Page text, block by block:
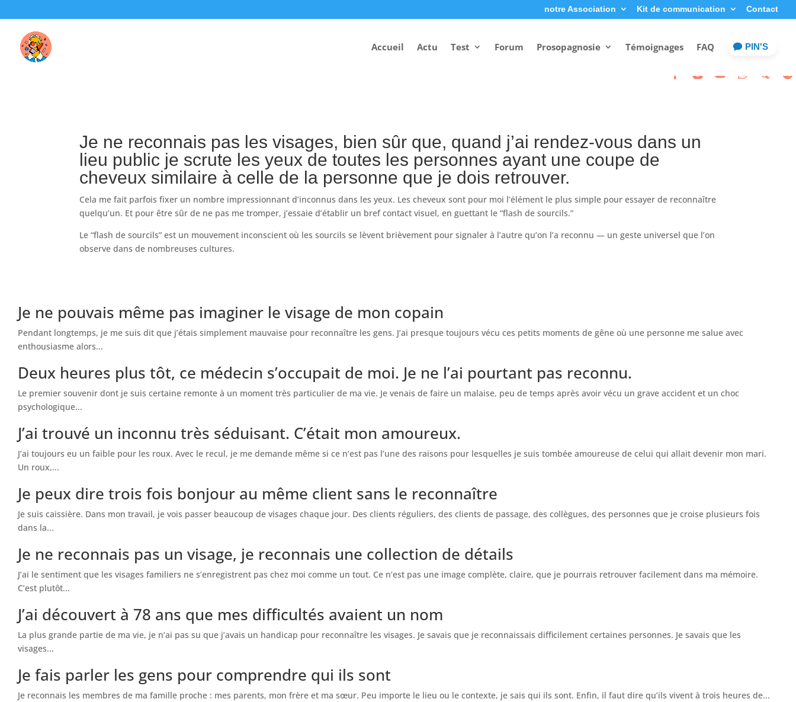
notre Association Kit de communication Contact
Accueil Actu Test Forum Prosopagnosie Témoignages FAQ PIN'S
Je ne reconnais pas les visages, bien sûr que, quand j’ai rendez-vous dans un
lieu public je scrute les yeux de toutes les personnes ayant une coupe de
cheveux similaire à celle de la personne que je dois retrouver.
Cela me fait parfois fixer un nombre impressionnant d’inconnus dans les yeux. Les cheveux sont pour moi l’élément le plus simple pour essayer de reconnaître
quelqu’un. Et pour être sûr de ne pas me tromper, j’essaie d’établir un bref contact visuel, en guettant le “flash de sourcils.”
Le “flash de sourcils” est un mouvement inconscient où les sourcils se lèvent brièvement pour signaler à l’autre qu’on l’a reconnu — un geste universel que l’on
observe dans de nombreuses cultures.
Je ne pouvais même pas imaginer le visage de mon copain
Pendant longtemps, je me suis dit que j’étais simplement mauvaise pour reconnaître les gens. J’ai presque toujours vécu ces petits moments de gêne où une personne me salue avec
enthousiasme alors...
Deux heures plus tôt, ce médecin s’occupait de moi. Je ne l’ai pourtant pas reconnu.
Le premier souvenir dont je suis certaine remonte à un moment très particulier de ma vie. Je venais de faire un malaise, peu de temps après avoir vécu un grave accident et un choc
psychologique...
J’ai trouvé un inconnu très séduisant. C’était mon amoureux.
J’ai toujours eu un faible pour les roux. Avec le recul, je me demande même si ce n’est pas l’une des raisons pour lesquelles je suis tombée amoureuse de celui qui allait devenir mon mari.
Un roux,...
Je peux dire trois fois bonjour au même client sans le reconnaître
Je suis caissière. Dans mon travail, je vois passer beaucoup de visages chaque jour. Des clients réguliers, des clients de passage, des collègues, des personnes que je croise plusieurs fois
dans la...
Je ne reconnais pas un visage, je reconnais une collection de détails
J’ai le sentiment que les visages familiers ne s’enregistrent pas chez moi comme un tout. Ce n’est pas une image complète, claire, que je pourrais retrouver facilement dans ma mémoire.
C’est plutôt...
J’ai découvert à 78 ans que mes difficultés avaient un nom
La plus grande partie de ma vie, je n’ai pas su que j’avais un handicap pour reconnaître les visages. Je savais que je reconnaissais difficilement certaines personnes. Je savais que les
visages...
Je fais parler les gens pour comprendre qui ils sont
Je reconnais les membres de ma famille proche : mes parents, mon frère et ma sœur. Peu importe le lieu ou le contexte, je sais qui ils sont. Enfin, il faut dire qu’ils vivent à trois heures de...